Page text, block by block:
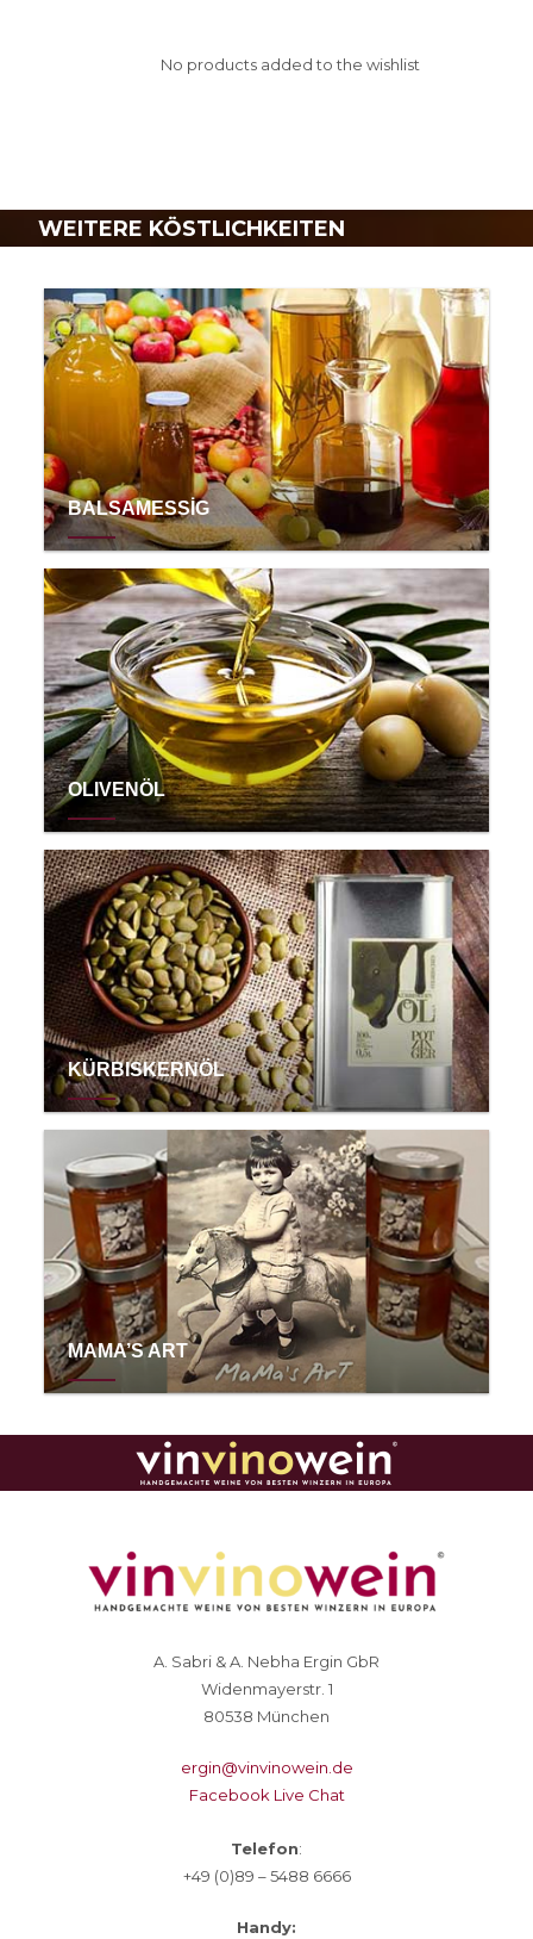
No products added to the wishlist
WEITERE KÖSTLICHKEITEN
BALSAMESSİG
OLIVENÖL
KÜRBISKERNÖL
MAMA’S ART
A. Sabri & A. Nebha Ergin GbR
Widenmayerstr. 1
80538 München
ergin@vinvinowein.de
Facebook Live Chat
Telefon:
+49 (0)89 – 5488 6666
Handy: